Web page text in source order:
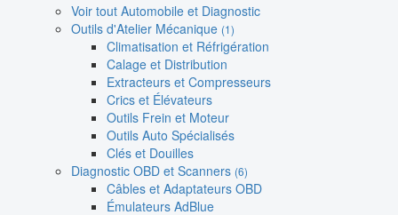
Voir tout Automobile et Diagnostic
Outils d'Atelier Mécanique (1)
Climatisation et Réfrigération
Calage et Distribution
Extracteurs et Compresseurs
Crics et Élévateurs
Outils Frein et Moteur
Outils Auto Spécialisés
Clés et Douilles
Diagnostic OBD et Scanners (6)
Câbles et Adaptateurs OBD
Émulateurs AdBlue